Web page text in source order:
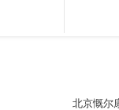
北京慨尔